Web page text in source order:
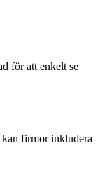
för att enkelt se
firmor inkludera